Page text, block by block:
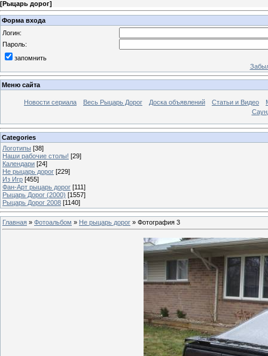
[Рыцарь дорог]
Форма входа
Логин:
Пароль:
запомнить
Меню сайта
Новости сериала Весь Рыцарь Дорог Доска объявлений Статьи и Видео
Categories
Логотипы [38]
Наши рабочие столы! [29]
Календари [24]
Не рыцарь дорог [229]
Из Игр [455]
Фан-Арт рыцарь дорог [111]
Рыцарь Дорог (2000) [1557]
Рыцарь Дорог 2008 [1140]
Главная » Фотоальбом » Не рыцарь дорог » Фотография 3